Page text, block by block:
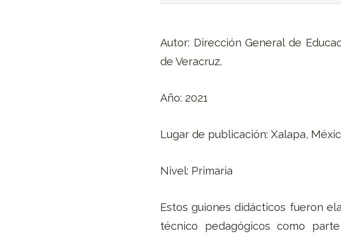
Autor: Dirección General de
de Veracruz.
Año: 2021
Lugar de publicación: Xalapa,
Nivel: Primaria
Estos guiones didácticos fueron
técnico pedagógicos como